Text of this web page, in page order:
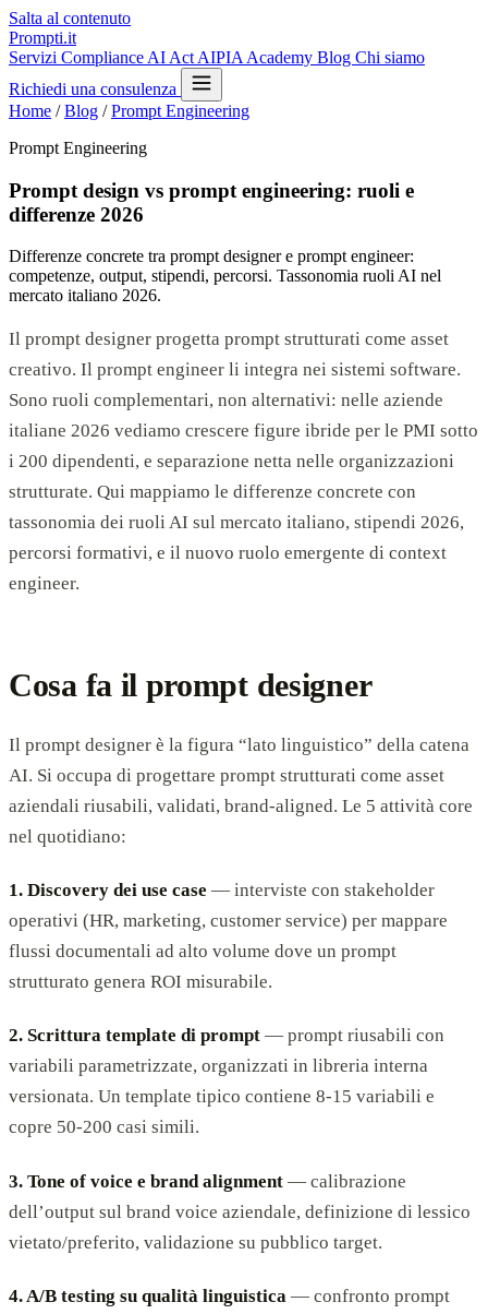
Salta al contenuto
Prompti.it
Servizi Compliance AI Act AIPIA Academy Blog Chi siamo
Richiedi una consulenza
Home / Blog / Prompt Engineering
Prompt Engineering
Prompt design vs prompt engineering: ruoli e
differenze 2026
Differenze concrete tra prompt designer e prompt engineer:
competenze, output, stipendi, percorsi. Tassonomia ruoli AI nel
mercato italiano 2026.
Il prompt designer progetta prompt strutturati come asset
creativo. Il prompt engineer li integra nei sistemi software.
Sono ruoli complementari, non alternativi: nelle aziende
italiane 2026 vediamo crescere figure ibride per le PMI sotto
i 200 dipendenti, e separazione netta nelle organizzazioni
strutturate. Qui mappiamo le differenze concrete con
tassonomia dei ruoli AI sul mercato italiano, stipendi 2026,
percorsi formativi, e il nuovo ruolo emergente di context
engineer.
Cosa fa il prompt designer
Il prompt designer è la figura “lato linguistico” della catena
AI. Si occupa di progettare prompt strutturati come asset
aziendali riusabili, validati, brand-aligned. Le 5 attività core
nel quotidiano:
1. Discovery dei use case — interviste con stakeholder
operativi (HR, marketing, customer service) per mappare
flussi documentali ad alto volume dove un prompt
strutturato genera ROI misurabile.
2. Scrittura template di prompt — prompt riusabili con
variabili parametrizzate, organizzati in libreria interna
versionata. Un template tipico contiene 8-15 variabili e
copre 50-200 casi simili.
3. Tone of voice e brand alignment — calibrazione
dell’output sul brand voice aziendale, definizione di lessico
vietato/preferito, validazione su pubblico target.
4. A/B testing su qualità linguistica — confronto prompt